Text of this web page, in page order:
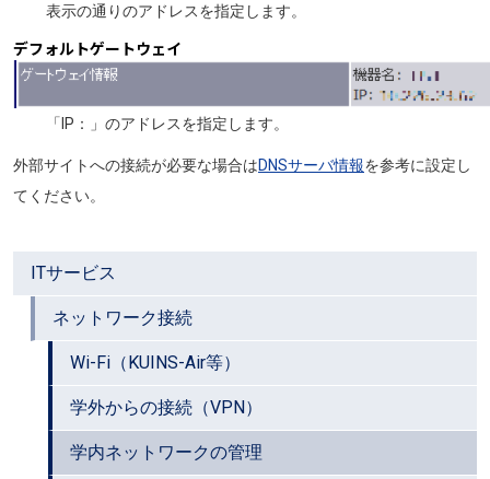
ITサービス
ネットワーク接続
Wi-Fi（KUINS-Air等）
学外からの接続（VPN）
学内ネットワークの管理
表示の通りのアドレスを指定します。
デフォルトゲートウェイ
画像
「IP：」のアドレスを指定します。
外部サイトへの接続が必要な場合はDNSサーバ情報を参考に設定し
てください。